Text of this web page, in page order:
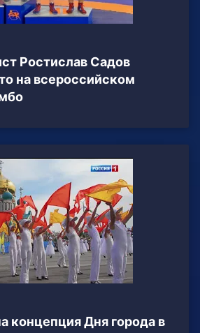
Ростислав Садов
на всероссийском
концепция Дня города в